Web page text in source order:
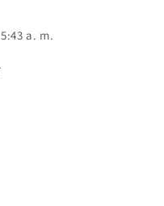
a. m.